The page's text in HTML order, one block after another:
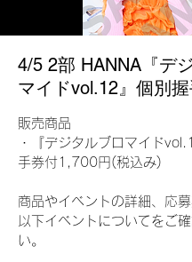
4/5 2部 HANNA『デ
マイドvol.12』個別
販売商品
・『デジタルブロマイド
手券付1,700円(税込み)
商品やイベントの詳細、応
以下イベントについてをご
い。